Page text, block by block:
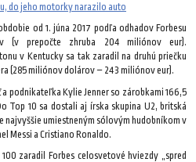
do jeho motorky narazilo auto
od 1. júna 2017 podľa odhadov Forbesu
(v prepočte zhruba 204 miliónov eur).
v Kentucky sa tak zaradil na druhú priečku
(285 miliónov dolárov – 243 miliónov eur).
podnikateľka Kylie Jenner so zárobkami 166,5
Top 10 sa dostali aj írska skupina U2, britská
najvyššie umiestneným sólovým hudobníkom v
Messi a Cristiano Ronaldo.
zaradil Forbes celosvetové hviezdy „spred